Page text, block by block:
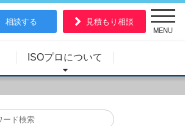
相談する 見積もり相談
MENU
ISOプロについて